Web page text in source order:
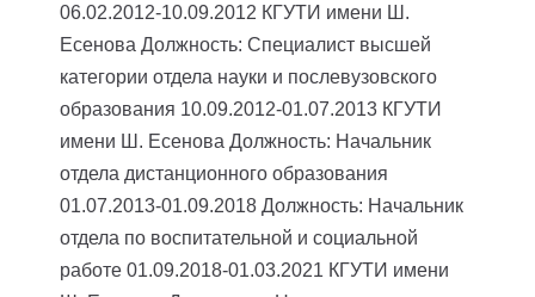
06.02.2012-10.09.2012 КГУТИ имени Ш.
Есенова Должность: Специалист высшей
категории отдела науки и послевузовского
образования 10.09.2012-01.07.2013 КГУТИ
имени Ш. Есенова Должность: Начальник
отдела дистанционного образования
01.07.2013-01.09.2018 Должность: Начальник
отдела по воспитательной и социальной
работе 01.09.2018-01.03.2021 КГУТИ имени